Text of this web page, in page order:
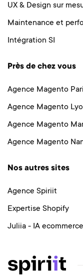
UX & Design sur
Maintenance et
Intégration SI
Près de chez vous
Agence Magento
Agence Magento
Agence Magento
Agence Magento
Nos autres sites
Agence Spiriit
Expertise Shopify
Juliia - IA ecommerce